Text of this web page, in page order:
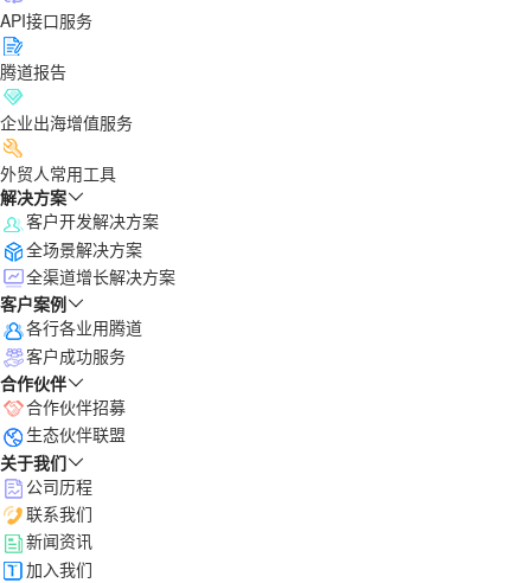
API接口服务
腾道报告
企业出海增值服务
外贸人常用工具
解决方案
客户开发解决方案
全场景解决方案
全渠道增长解决方案
客户案例
各行各业用腾道
客户成功服务
合作伙伴
合作伙伴招募
生态伙伴联盟
关于我们
公司历程
联系我们
新闻资讯
加入我们